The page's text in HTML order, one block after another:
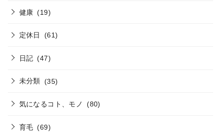
健康 (19)
定休日 (61)
日記 (47)
未分類 (35)
気になるコト、モノ (80)
育毛 (69)